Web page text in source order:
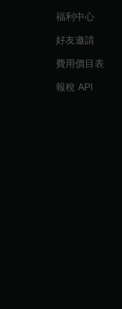
福利中心
好友邀請
費用價目表
報稅 API